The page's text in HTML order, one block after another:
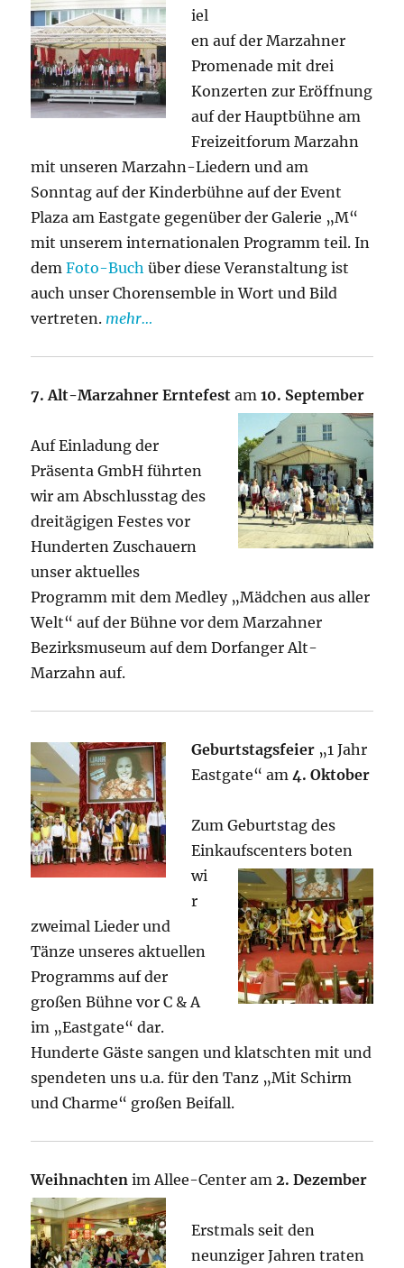
iel
en auf der Marzahner
Promenade mit drei
Konzerten zur Eröffnung
auf der Hauptbühne am
Freizeitforum Marzahn
mit unseren Marzahn-Liedern und am
Sonntag auf der Kinderbühne auf der Event
Plaza am Eastgate gegenüber der Galerie „M“
mit unserem internationalen Programm teil. In
demFoto-Buch über diese Veranstaltung ist
auch unser Chorensemble in Wort und Bild
vertreten. mehr…
7. Alt-Marzahner Erntefestam 10. September
Auf Einladung der
Präsenta GmbH führten
wir am Abschlusstag des
dreitägigen Festes vor
Hunderten Zuschauern
unser aktuelles
Programm mit dem Medley „Mädchen aus aller
Welt“ auf der Bühne vor dem Marzahner
Bezirksmuseum auf dem Dorfanger Alt-
Marzahn auf.
Geburtstagsfeier „1 Jahr
Eastgate“ am 4. Oktober
Zum Geburtstag des
Einkaufscentersboten
wi
r
zweimal Lieder und
Tänze unseres aktuellen
Programms auf der
großen Bühne vor C & A
im „Eastgate“ dar.
Hunderte Gäste sangen und klatschten mit und
spendeten uns u.a. für den Tanz „Mit Schirm
und Charme“ großen Beifall.
Weihnachtenim Allee-Center am 2. Dezember
Erstmals seit den
neunziger Jahren traten